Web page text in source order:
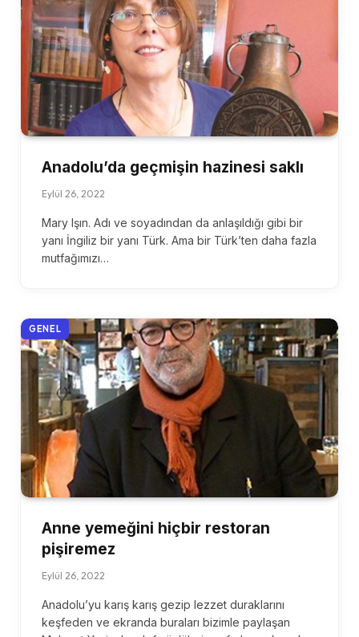
Anadolu’da geçmişin hazinesi saklı
Eylül 26, 2022
Mary Işın. Adı ve soyadından da anlaşıldığı gibi bir
yanı İngiliz bir yanı Türk. Ama bir Türk’ten daha fazla
mutfağımızı…
GENEL
Anne yemeğini hiçbir restoran
pişiremez
Eylül 26, 2022
Anadolu’yu karış karış gezip lezzet duraklarını
keşfeden ve ekranda buraları bizimle paylaşan